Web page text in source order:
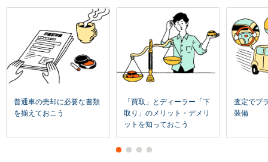
普通車の売却に必要な書類
を揃えておこう
「買取」とディーラー「下
取り」のメリット・デメリ
ットを知っておこう
査定でプ
装備